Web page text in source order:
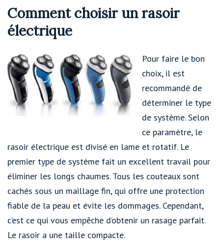
Comment choisir un rasoir
électrique
Pour faire le bon
choix, il est
recommandé de
déterminer le type
de système. Selon
ce paramètre, le
rasoir électrique est divisé en lame et rotatif. Le
premier type de système fait un excellent travail pour
éliminer les longs chaumes. Tous les couteaux sont
cachés sous un maillage fin, qui offre une protection
fiable de la peau et évite les dommages. Cependant,
c’est ce qui vous empêche d’obtenir un rasage parfait.
Le rasoir a une taille compacte.